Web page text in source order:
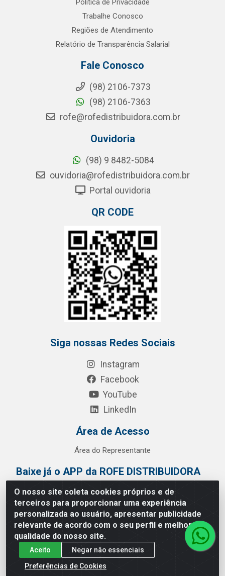
O nosso site coleta cookies próprios e de
terceiros para proporcionar uma experiência
personalizada ao usuário, apresentar publicidade
relevante de acordo com o seu perfil e melhorar a
qualidade do nosso site.
Aceito
Negar não essenciais
Preferências de Cookies
Política de Privacidade
Trabalhe Conosco
Regiões de Atendimento
Relatório de Transparência Salarial
Fale Conosco
(98) 2106-7373
(98) 2106-7363
rofe@rofedistribuidora.com.br
Ouvidoria
(98) 9 8482-5084
ouvidoria@rofedistribuidora.com.br
Portal ouvidoria
QR CODE
Siga nossas Redes Sociais
Instagram
Facebook
YouTube
LinkedIn
Área de Acesso
Área do Representante
Baixe já o APP da ROFE DISTRIBUIDORA